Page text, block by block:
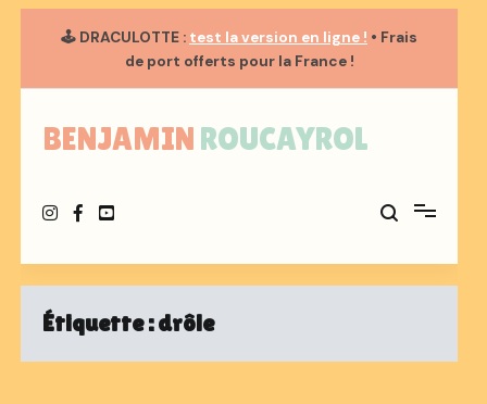
🕹️ DRACULOTTE : test la version en ligne ! • Frais
de port offerts pour la France !
contenu
BENJAMIN ROUCAYROL
Étiquette :drôle